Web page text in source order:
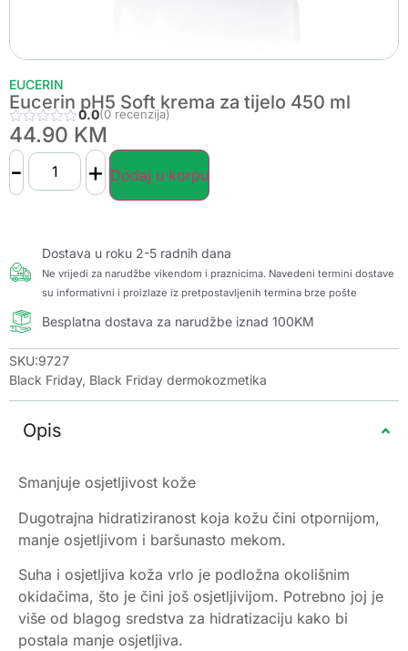
EUCERIN
Eucerin pH5 Soft krema za tijelo 450 ml
0.0(0 recenzija)
44.90 KM
- + Dodaj u korpu
Dostava u roku 2-5 radnih dana
Ne vrijedi za narudžbe vikendom i praznicima. Navedeni termini dostave
su informativni i proizlaze iz pretpostavljenih termina brze pošte
Besplatna dostava za narudžbe iznad 100KM
SKU:9727
Black Friday, Black Friday dermokozmetika
Opis
Smanjuje osjetljivost kože
Dugotrajna hidratiziranost koja kožu čini otpornijom,
manje osjetljivom i baršunasto mekom.
Suha i osjetljiva koža vrlo je podložna okolišnim
okidačima, što je čini još osjetljivijom. Potrebno joj je
više od blagog sredstva za hidratizaciju kako bi
postala manje osjetljiva.